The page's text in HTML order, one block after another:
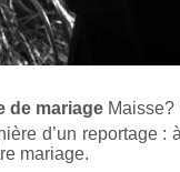
de mariage Maisse?
d’un reportage :
mariage.